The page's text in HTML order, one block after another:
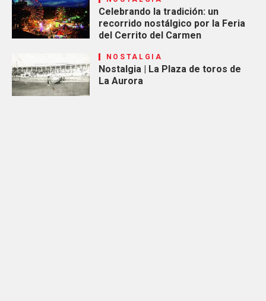
Celebrando la tradición: un
recorrido nostálgico por la Feria
del Cerrito del Carmen
NOSTALGIA
Nostalgia | La Plaza de toros de
La Aurora